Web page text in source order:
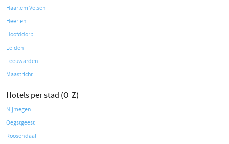
Haarlem Velsen
Heerlen
Hoofddorp
Leiden
Leeuwarden
Maastricht
Hotels per stad (O-Z)
Nijmegen
Oegstgeest
Roosendaal